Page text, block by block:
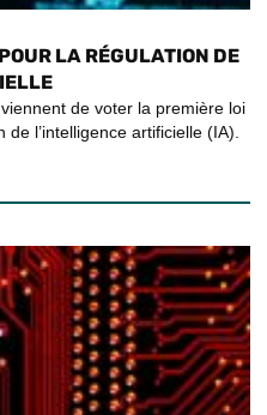
LA RÉGULATION DE
viennent de voter la première loi
l’intelligence artificielle (IA).